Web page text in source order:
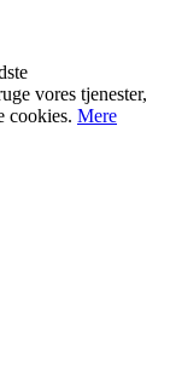
vores tjenester,
cookies. Mere